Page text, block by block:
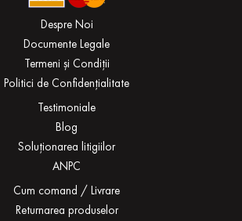
Despre Noi
Documente Legale
Termeni și Condiții
Politici de Confidențialitate
Testimoniale
Blog
Soluționarea litigiilor
ANPC
Cum comand / Livrare
Returnarea produselor